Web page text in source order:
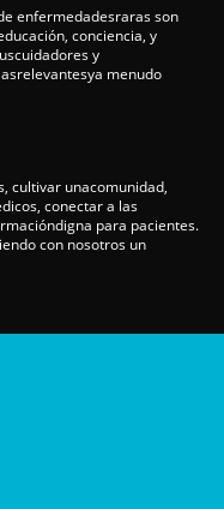
enfermedadesraras son
conciencia, y
y
menudo
cultivar unacomunidad,
conectar a las
para pacientes.
con nosotros un